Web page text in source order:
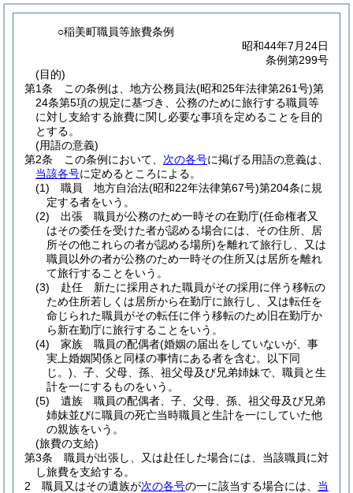
○稲美町職員等旅費条例
昭和44年7月24日
条例第299号
(目的)
第1条
この条例は、地方公務員法(昭和25年法律第261号)第
24条第5項の規定に基づき、公務のために旅行する職員等
に対し支給する旅費に関し必要な事項を定めることを目的
とする。
(用語の意義)
第2条
この条例において、 次の各号に掲げる用語の意義は、
当該各号に定めるところによる。
(1)
職員 地方自治法(昭和22年法律第67号)第204条に規
定する者をいう。
(2)
出張 職員が公務のため一時その在勤庁(任命権者又
はその委任を受けた者が認める場合には、その住所、居
所その他これらの者が認める場所)を離れて旅行し、又は
職員以外の者が公務のため一時その住所又は居所を離れ
て旅行することをいう。
(3)
赴任 新たに採用された職員がその採用に伴う移転の
ため住所若しくは居所から在勤庁に旅行し、又は転任を
命じられた職員がその転任に伴う移転のため旧在勤庁か
ら新在勤庁に旅行することをいう。
(4)
家族 職員の配偶者(婚姻の届出をしていないが、事
実上婚姻関係と同様の事情にある者を含む。以下同
じ。) 、子、父母、孫、祖父母及び兄弟姉妹で、職員と生
計を一にするものをいう。
(5)
遺族 職員の配偶者、子、父母、孫、祖父母及び兄弟
姉妹並びに職員の死亡当時職員と生計を一にしていた他
の親族をいう。
(旅費の支給)
第3条
職員が出張し、又は赴任した場合には、当該職員に対
し旅費を支給する。
2
職員又はその遺族が次の各号の一に該当する場合には、 当